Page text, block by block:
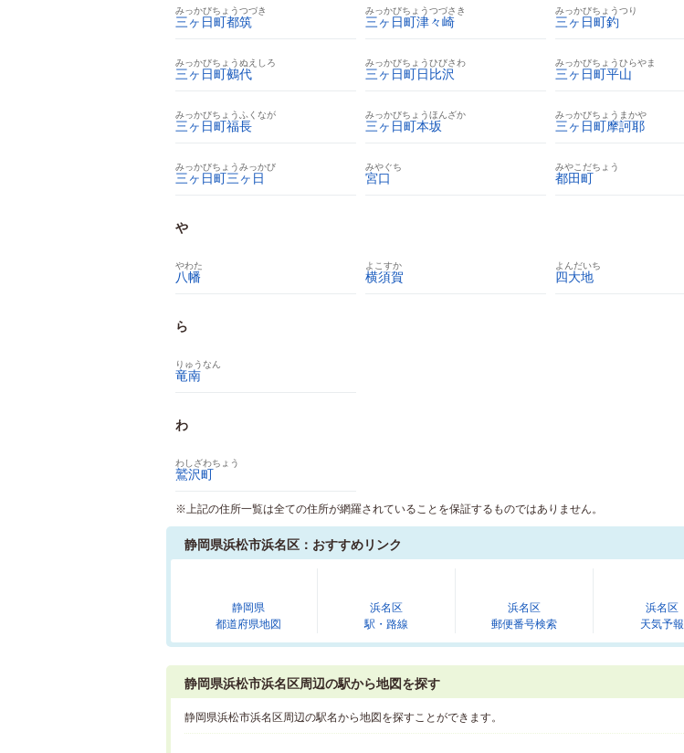
みっかびちょうつづき
三ヶ日町都筑
みっかびちょうつづさき
三ヶ日町津々崎
みっかびちょうつり
三ヶ日町釣
みっかびちょうぬえしろ
三ヶ日町鵺代
みっかびちょうひびさわ
三ヶ日町日比沢
みっかびちょうひらやま
三ヶ日町平山
みっかびちょうふくなが
三ヶ日町福長
みっかびちょうほんざか
三ヶ日町本坂
みっかびちょうまかや
三ヶ日町摩訶耶
みっかびちょうみっかび
三ヶ日町三ヶ日
みやぐち
宮口
みやこだちょう
都田町
や
やわた
八幡
よこすか
横須賀
よんだいち
四大地
ら
りゅうなん
竜南
わ
わしざわちょう
鷲沢町
※上記の住所一覧は全ての住所が網羅されていることを保証するものではありません。
静岡県浜松市浜名区：おすすめリンク
静岡県
都道府県地図
浜名区
駅・路線
浜名区
郵便番号検索
浜名区
天気予報
静岡県浜松市浜名区周辺の駅から地図を探す
静岡県浜松市浜名区周辺の駅名から地図を探すことができます。